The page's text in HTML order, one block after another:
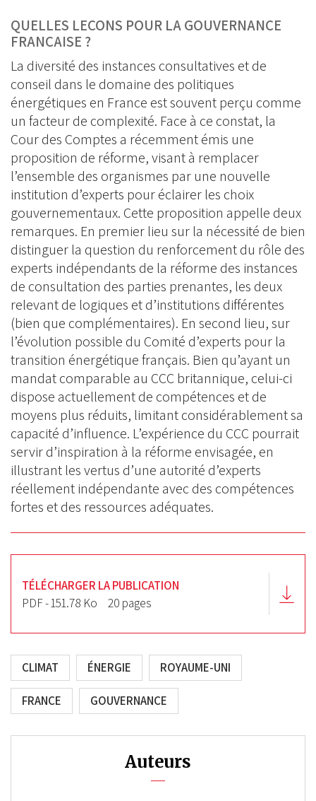
QUELLES LEÇONS POUR LA GOUVERNANCE
FRANÇAISE ?
La diversité des instances consultatives et de
conseil dans le domaine des politiques
énergétiques en France est souvent perçu comme
un facteur de complexité. Face à ce constat, la
Cour des Comptes a récemment émis une
proposition de réforme, visant à remplacer
l’ensemble des organismes par une nouvelle
institution d’experts pour éclairer les choix
gouvernementaux. Cette proposition appelle deux
remarques. En premier lieu sur la nécessité de bien
distinguer la question du renforcement du rôle des
experts indépendants de la réforme des instances
de consultation des parties prenantes, les deux
relevant de logiques et d’institutions différentes
(bien que complémentaires). En second lieu, sur
l’évolution possible du Comité d’experts pour la
transition énergétique français. Bien qu’ayant un
mandat comparable au CCC britannique, celui-ci
dispose actuellement de compétences et de
moyens plus réduits, limitant considérablement sa
capacité d’influence. L’expérience du CCC pourrait
servir d’inspiration à la réforme envisagée, en
illustrant les vertus d’une autorité d’experts
réellement indépendante avec des compétences
fortes et des ressources adéquates.
TÉLÉCHARGER LA PUBLICATION
PDF - 151.78 Ko
20 pages
CLIMAT ÉNERGIE ROYAUME-UNI
FRANCE GOUVERNANCE
Auteurs